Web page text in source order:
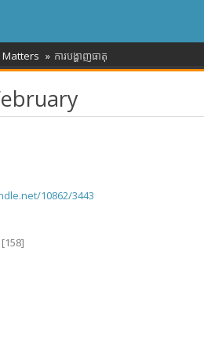
Matters ការបង្ហាញធាតុ
10862/3443
[158]